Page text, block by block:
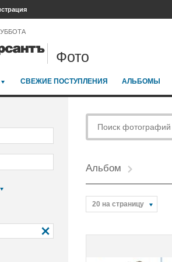
Фото
СВЕЖИЕ ПОСТУПЛЕНИЯ АЛЬБОМЫ
Альбом
20 на страницу